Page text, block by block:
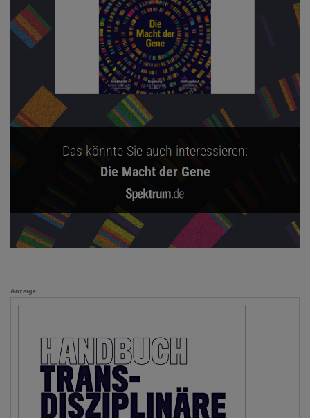
Das könnte Sie auch interessieren:
Die Macht der Gene
Anzeige